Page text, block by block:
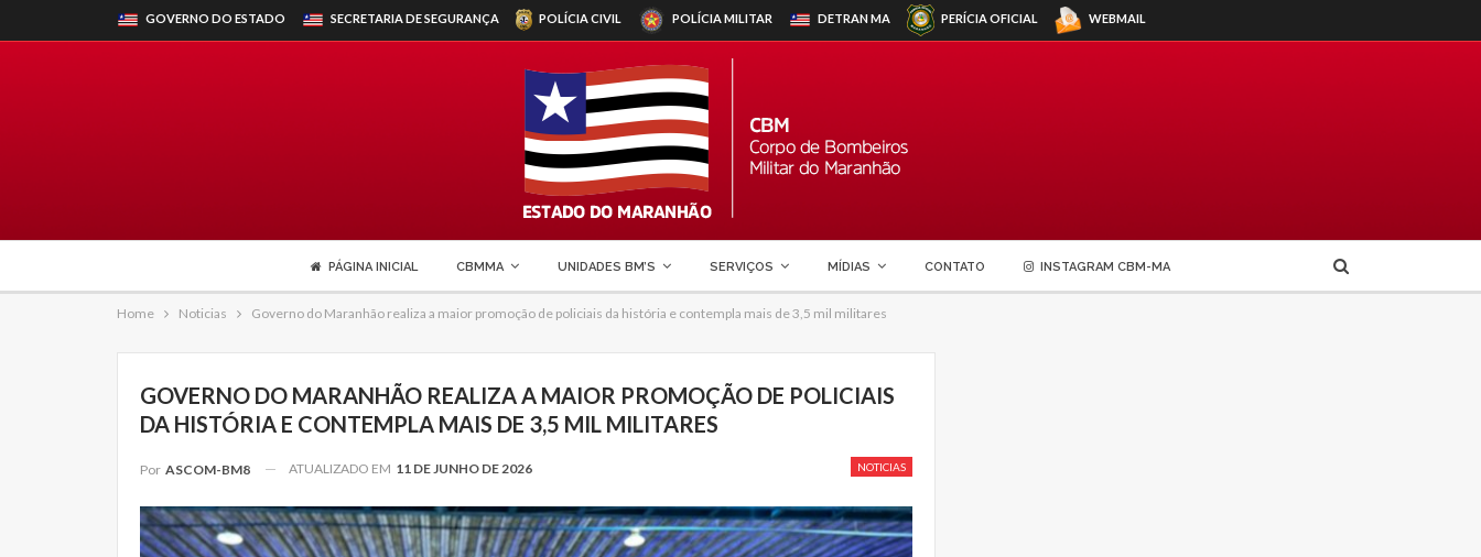
GOVERNO DO ESTADO SECRETARIA DE SEGURANÇA POLÍCIA CIVIL POLÍCIA MILITAR DETRANMA PERÍCIA OFICIAL WEBMAIL
PÁGINA INICIAL CBMMA UNIDADES BM’S SERVIÇOS MÍDIAS CONTATO INSTAGRAM CBM-MA
Home Noticias Governo do Maranhão realiza a maior promoção de policiais da história e contempla mais de 3,5 mil militares
GOVERNO DO MARANHÃO REALIZA A MAIOR PROMOÇÃO DE POLICIAIS
DA HISTÓRIA E CONTEMPLA MAIS DE 3,5 MIL MILITARES
NOTICIAS
Por ASCOM-BM8 ATUALIZADO EM 11 DE JUNHO DE 2026